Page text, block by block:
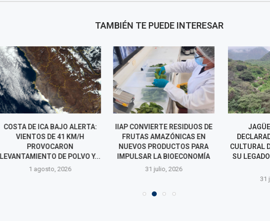
TAMBIÉN TE PUEDE INTERESAR
COSTA DE ICA BAJO ALERTA:
VIENTOS DE 41 KM/H
PROVOCARON
LEVANTAMIENTO DE POLVO Y...
1 agosto, 2026
IIAP CONVIERTE RESIDUOS DE
FRUTAS AMAZÓNICAS EN
NUEVOS PRODUCTOS PARA
IMPULSAR LA BIOECONOMÍA
31 julio, 2026
JAGÜEY
CULTURAL
SU LEGADO
31